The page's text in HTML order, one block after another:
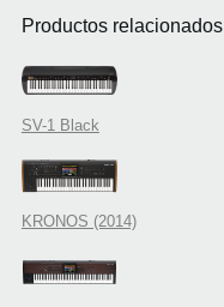
Productos relacionados
SV-1 Black
KRONOS (2014)